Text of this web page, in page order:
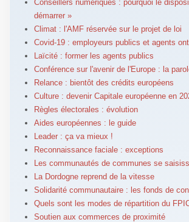
Conseillers numériques : pourquoi le
démarrer »
Climat : l'AMF réservée sur le projet de loi
Covid-19 : employeurs publics et agents
Laïcité : former les agents publics
Conférence sur l'avenir de l'Europe : la
Relance : bientôt des crédits européens
Culture : devenir Capitale européenne en
Règles électorales : évolution
Aides européennes : le guide
Leader : ça va mieux !
Reconnaissance faciale : exceptions
Les communautés de communes se
La Dordogne reprend de la vitesse
Solidarité communautaire : les fonds de
Quels sont les modes de répartition du
Soutien aux commerces de proximité